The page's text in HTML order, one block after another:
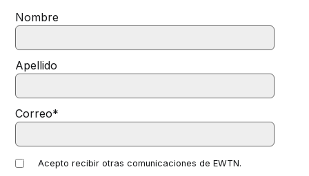
Nombre
Apellido
Correo*
Acepto recibir otras comunicaciones de EWTN.